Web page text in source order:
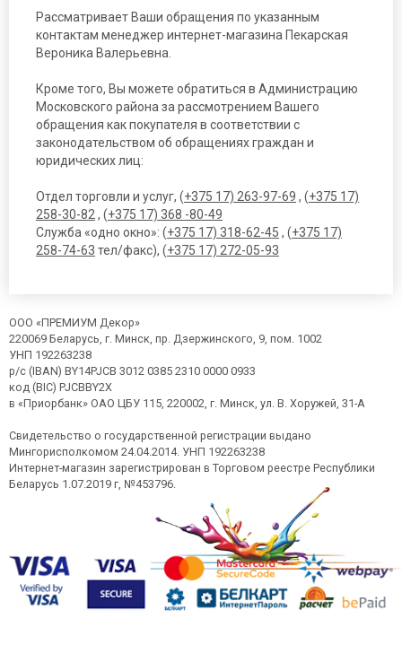
Рассматривает Ваши обращения по указанным
контактам менеджер интернет-магазина Пекарская
Вероника Валерьевна.
Кроме того, Вы можете обратиться в Администрацию
Московского района за рассмотрением Вашего
обращения как покупателя в соответствии с
законодательством об обращениях граждан и
юридических лиц:
Отдел торговли и услуг, (+375 17) 263-97-69 , (+375 17)
258-30-82, (+375 17) 368 -80-49
Служба «одно окно»: (+375 17) 318-62-45 , (+375 17)
258-74-63 тел/факс), (+375 17) 272-05-93
ООО «ПРЕМИУМ Декор»
220069 Беларусь, г. Минск, пр. Дзержинского, 9, пом. 1002
УНП 192263238
р/с (IBAN) BY14PJCB 3012 0385 2310 0000 0933
код (BIC) PJCBBY2X
в «Приорбанк» ОАО ЦБУ 115, 220002, г. Минск, ул. В. Хоружей, 31-А
Свидетельство о государственной регистрации выдано
Мингорисполкомом 24.04.2014. УНП 192263238
Интернет-магазин зарегистрирован в Торговом реестре Республики
Беларусь 1.07.2019 г, №453796.